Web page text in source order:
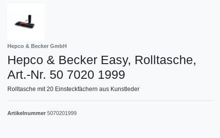
Hepco & Becker GmbH
Hepco & Becker Easy, Rolltasche,
Art.-Nr. 50 7020 1999
Rolltasche mit 20 Einsteckfächern aus Kunstleder
Artikelnummer 5070201999